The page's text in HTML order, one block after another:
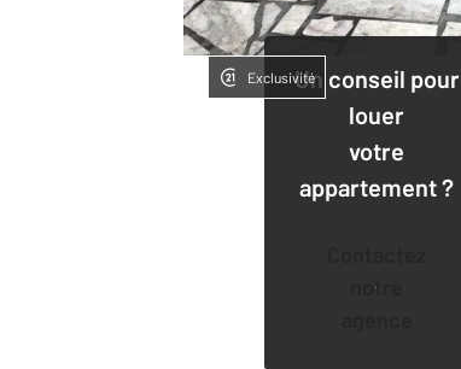
Un conseil pour
louer
votre
appartement ?
notre
Exclusivité